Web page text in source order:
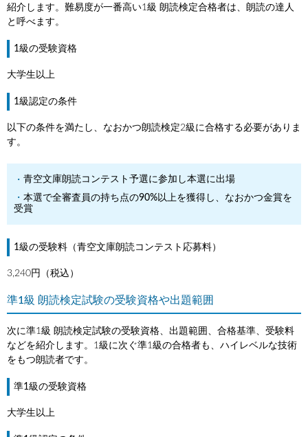
紹介します。難易度が一番高い1級 朗読検定合格者は、朗読の達人
と呼べます。
1級の受験資格
大学生以上
1級認定の条件
以下の条件を満たし、なおかつ朗読検定2級に合格する必要がありま
す。
青空文庫朗読コンテスト予選に参加し本選に出場
本選で全審査員の持ち点の90%以上を獲得し、なおかつ金賞を
受賞
1級の受験料（青空文庫朗読コンテスト応募料）
3,240円（税込）
準1級 朗読検定試験の受験資格や出題範囲
次に準1級 朗読検定試験の受験資格、出題範囲、合格基準、受験料
などを紹介します。1級に次ぐ準1級の合格者も、ハイレベルな技術
をもつ朗読者です。
準1級の受験資格
大学生以上